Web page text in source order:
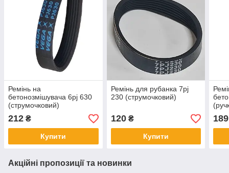
Ремінь на
бетонозмішувача 6pj 630
(струмочковий)
212 ₴
Купити
Ремінь для рубанка 7pj
230 (струмочковий)
120₴
Купити
189
Акційні пропозиції та новинки